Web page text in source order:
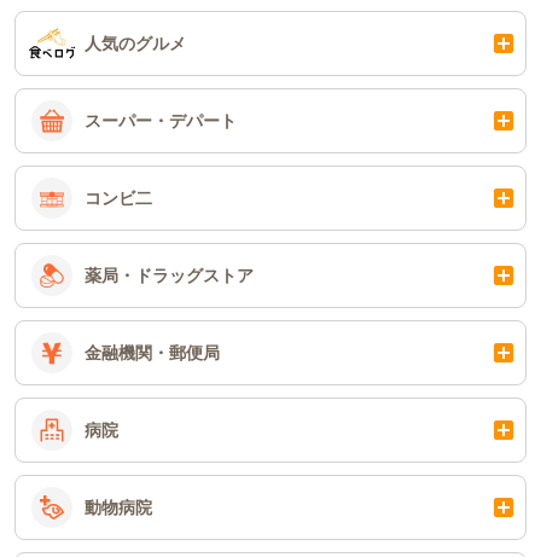
人気のグルメ
スーパー・デパート
コンビ二
薬局・ドラッグストア
金融機関・郵便局
病院
動物病院